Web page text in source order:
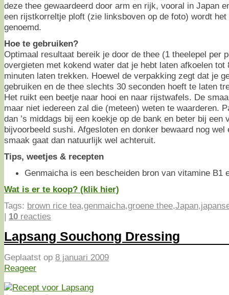
deze thee gewaardeerd door arm en rijk, vooral in Japan
een rijstkorreltje ploft (zie linksboven op de foto) wordt
genoemd.
Hoe te gebruiken?
Optimaal resultaat bereik je door de thee (1 theelepel per
overgieten met kokend water dat je hebt laten afkoelen tot
minuten laten trekken. Hoewel de verpakking zegt dat je
gebruiken en de thee slechts 30 seconden hoeft te laten
Het ruikt een beetje naar hooi en naar rijstwafels. De
maar niet iedereen zal die (meteen) weten te waarderen.
dan ’s middags bij een koekje op de bank en beter bij een
bijvoorbeeld sushi. Afgesloten en donker bewaard nog wel
smaak gaat dan natuurlijk wel achteruit.
Tips, weetjes & recepten
Genmaicha is een bescheiden bron van vitamine B1
Wat is er te koop? (klik hier)
Tags: brown rice tea,genmaicha,groene thee,Japan,
| 10 reacties
Lapsang Souchong Dressing
Geplaatst op 8 januari 2009
Reageer